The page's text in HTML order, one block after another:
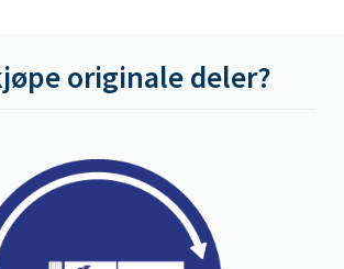
originale deler?